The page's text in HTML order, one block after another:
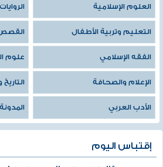
العلوم الإسلامية
التعليم وتربية الأطفال
الفقه الإسلامي علوم
الإعلام والصحافة
الأدب العربي المدونة
إقتباس اليوم